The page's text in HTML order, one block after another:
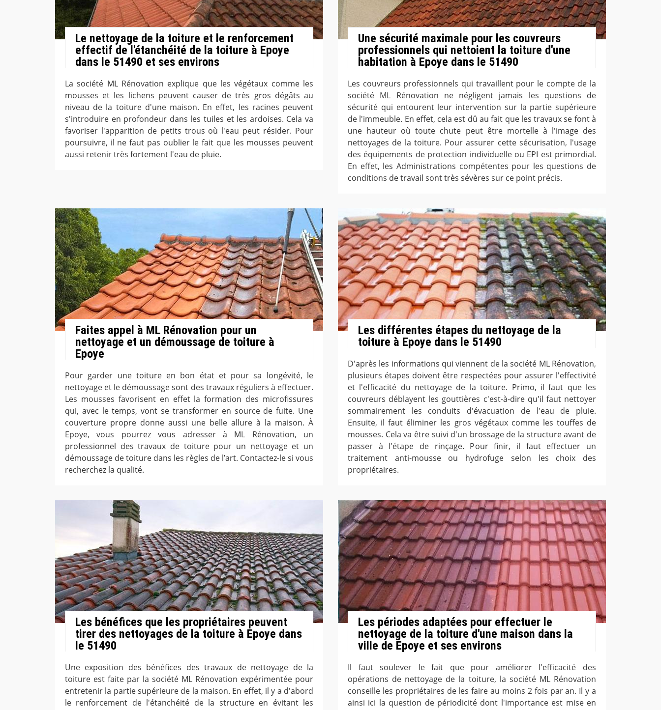
Le nettoyage de la toiture et le renforcement
effectif de l'étanchéité de la toiture à Epoye
dans le 51490 et ses environs
La société ML Rénovation explique que les végétaux comme les
mousses et les lichens peuvent causer de très gros dégâts au
niveau de la toiture d'une maison. En effet, les racines peuvent
s'introduire en profondeur dans les tuiles et les ardoises. Cela va
favoriser l'apparition de petits trous où l'eau peut résider. Pour
poursuivre, il ne faut pas oublier le fait que les mousses peuvent
aussi retenir très fortement l'eau de pluie.
Une sécurité maximale pour les couvreurs
professionnels qui nettoient la toiture d'une
habitation à Epoye dans le 51490
Les couvreurs professionnels qui travaillent pour le compte de la
société ML Rénovation ne négligent jamais les questions de
sécurité qui entourent leur intervention sur la partie supérieure
de l'immeuble. En effet, cela est dû au fait que les travaux se font à
une hauteur où toute chute peut être mortelle à l'image des
nettoyages de la toiture. Pour assurer cette sécurisation, l'usage
des équipements de protection individuelle ou EPI est primordial.
En effet, les Administrations compétentes pour les questions de
conditions de travail sont très sévères sur ce point précis.
Faites appel à ML Rénovation pour un
nettoyage et un démoussage de toiture à
Epoye
Pour garder une toiture en bon état et pour sa longévité, le
nettoyage et le démoussage sont des travaux réguliers à effectuer.
Les mousses favorisent en effet la formation des microfissures
qui, avec le temps, vont se transformer en source de fuite. Une
couverture propre donne aussi une belle allure à la maison. À
Epoye, vous pourrez vous adresser à ML Rénovation, un
professionnel des travaux de toiture pour un nettoyage et un
démoussage de toiture dans les règles de l’art. Contactez-le si vous
recherchez la qualité.
Les différentes étapes du nettoyage de la
toiture à Epoye dans le 51490
D'après les informations qui viennent de la société ML Rénovation,
plusieurs étapes doivent être respectées pour assurer l'effectivité
et l'efficacité du nettoyage de la toiture. Primo, il faut que les
couvreurs déblayent les gouttières c'est-à-dire qu'il faut nettoyer
sommairement les conduits d'évacuation de l'eau de pluie.
Ensuite, il faut éliminer les gros végétaux comme les touffes de
mousses. Cela va être suivi d'un brossage de la structure avant de
passer à l'étape de rinçage. Pour finir, il faut effectuer un
traitement anti-mousse ou hydrofuge selon les choix des
propriétaires.
Les bénéfices que les propriétaires peuvent
tirer des nettoyages de la toiture à Epoye dans
le 51490
Une exposition des bénéfices des travaux de nettoyage de la
toiture est faite par la société ML Rénovation expérimentée pour
entretenir la partie supérieure de la maison. En effet, il y a d'abord
le renforcement de l'étanchéité de la structure en évitant les
Les périodes adaptées pour effectuer le
nettoyage de la toiture d'une maison dans la
ville de Epoye et ses environs
Il faut soulever le fait que pour améliorer l'efficacité des
opérations de nettoyage de la toiture, la société ML Rénovation
conseille les propriétaires de les faire au moins 2 fois par an. Il y a
ainsi ici la question de périodicité dont l'importance est mise en